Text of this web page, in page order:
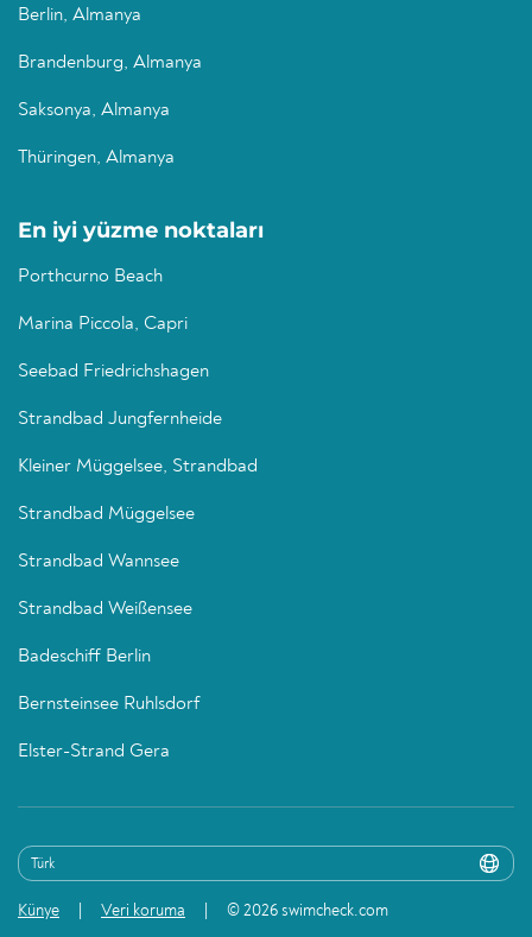
Berlin, Almanya
Brandenburg, Almanya
Saksonya, Almanya
Thüringen, Almanya
En iyi yüzme noktaları
Porthcurno Beach
Marina Piccola, Capri
Seebad Friedrichshagen
Strandbad Jungfernheide
Kleiner Müggelsee, Strandbad
Strandbad Müggelsee
Strandbad Wannsee
Strandbad Weißensee
Badeschiff Berlin
Bernsteinsee Ruhlsdorf
Elster-Strand Gera
Künye Veri koruma © 2026 swimcheck.com